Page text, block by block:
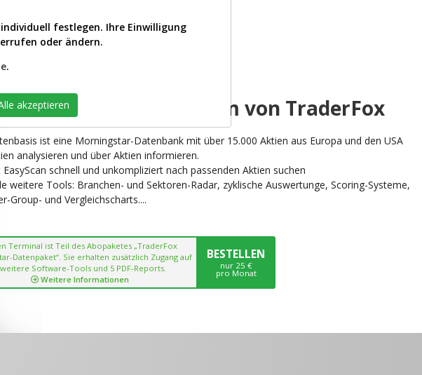
TERMINAL
Plattform von TraderFox
ist eine Morningstar-Datenbank mit über 15.000 Aktien aus Europa und den USA
analysieren und über Aktien informieren.
EasyScan schnell und unkompliziert nach passenden Aktien suchen
weitere Tools: Branchen- und Sektoren-Radar, zyklische Auswertunge, Scoring-Systeme,
Group- und Vergleichscharts....
Terminal ist Teil des Abopaketes „TraderFox
Datenpaket“. Sie erhalten zusätzlich Zugang auf
Software-Tools und 5 PDF-Reports.
Weitere Informationen
BESTELLEN
nur 25 €
pro Monat
festlegen. Ihre Einwilligung
oder ändern.
.
akzeptieren